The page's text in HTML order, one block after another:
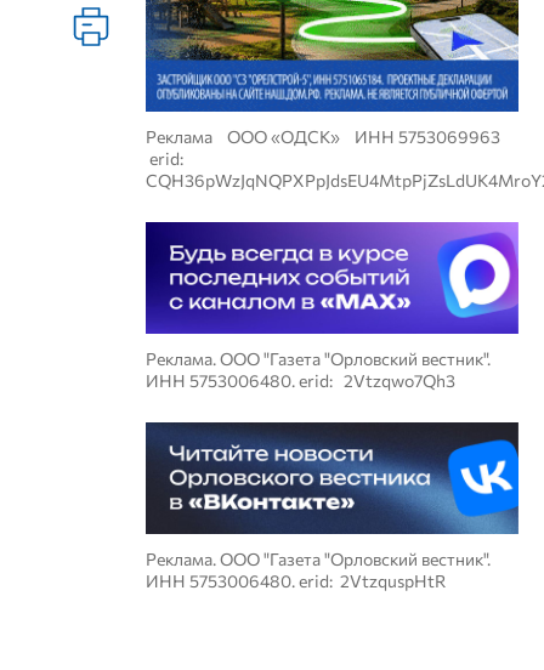
Реклама ООО «ОДСК» ИНН 5753069963
erid:
Реклама. ООО "Газета "Орловский вестник".
ИНН 5753006480. erid: 2Vtzqwo7Qh3
Реклама. ООО "Газета "Орловский вестник".
ИНН 5753006480. erid: 2VtzquspHtR